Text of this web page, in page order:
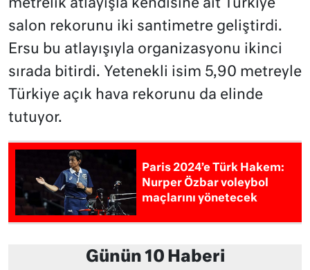
metrelik atlayışla kendisine ait Türkiye
salon rekorunu iki santimetre geliştirdi.
Ersu bu atlayışıyla organizasyonu ikinci
sırada bitirdi. Yetenekli isim 5,90 metreyle
Türkiye açık hava rekorunu da elinde
tutuyor.
Paris 2024’e Türk Hakem:
Nurper Özbar voleybol
maçlarını yönetecek
Günün 10 Haberi